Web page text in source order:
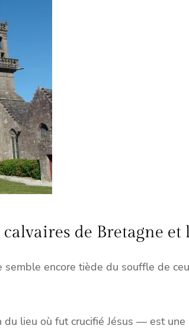
de Bretagne
encore tiède du souffle de
du lieu où fut crucifié Jésus — est